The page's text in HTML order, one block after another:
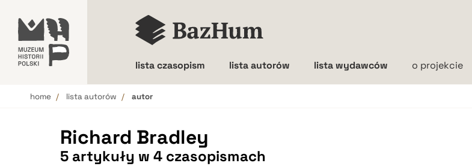
lista czasopism lista autorów lista wydawców o projekcie
home lista autorów autor
Richard Bradley
5 artykuły w 4 czasopismach